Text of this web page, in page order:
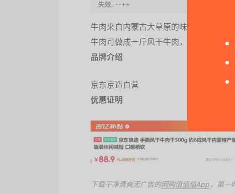
失效. --++
牛肉来自内蒙古大草原的味道，甄选米
牛肉可做成一斤风干牛肉，自热风干，
品牌介绍
京东京造自营
优惠证明
下载干净清爽无广告的网购值值值App ，第一